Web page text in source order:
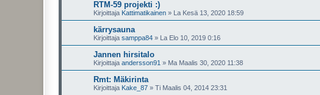
RTM-59 projekti :)
Kirjoittaja Kattimatikainen » La Kesä 13, 2020 18:59
kärrysauna
Kirjoittaja samppa84 » La Elo 10, 2019 0:16
Jannen hirsitalo
Kirjoittaja andersson91 » Ma Maalis 30, 2020 11:38
Rmt: Mäkirinta
Kirjoittaja Kake_87 » Ti Maalis 04, 2014 23:31